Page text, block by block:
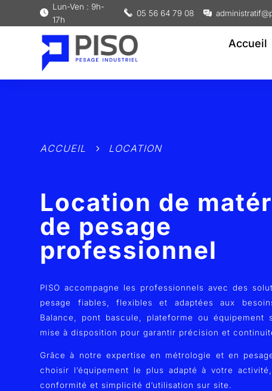
Lun-Ven : 9h-
17h
05 56 64 79 08
Accueil
ACCUEIL 5 LOCATION
Location de
de pesage
professionnel
PISO accompagne les professionnels avec des
pesage fiables, flexibles et adaptées aux
Balance, pont bascule, plateforme ou équipement
mise à disposition pour garantir précision et
Grâce à notre expertise en métrologie et en
choisir l’équipement le plus adapté à votre
conformité et simplicité d’utilisation sur site.